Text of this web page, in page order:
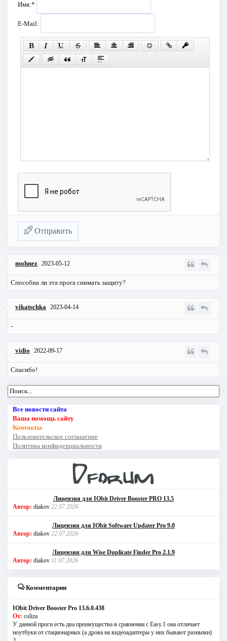
Имя:*
E-Mail:
Отправить
mohnez 2023-05-12
Способна ли эта прога снимать защиту?
vikatschka 2023-04-14
-
vidio 2022-09-17
Спасибо!
Все новости сайта
Ваша помощь сайту
Контакты
Пользовательское соглашение
Политика конфиденциальности
Лицензия для IObit Driver Booster PRO 13.5
Автор: diakov 22.07.2026
Лицензия для IObit Software Updater Pro 9.0
Автор: diakov 22.07.2026
Лицензия для Wise Duplicate Finder Pro 2.1.9
Автор: diakov 11.07.2026
Комментарии
IObit Driver Booster Pro 13.6.0.438
От: coliza
У данной проги есть два преимущества в сравнении с Easy.1 она отличает
ноутбуки от стационарных (а дрова на видеоадаптеры у них бывают разными)